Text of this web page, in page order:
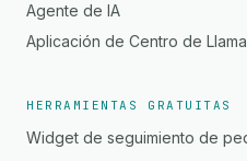
Agente de IA
Aplicación de Centro de
HERRAMIENTAS GRATUITAS
Widget de seguimiento de